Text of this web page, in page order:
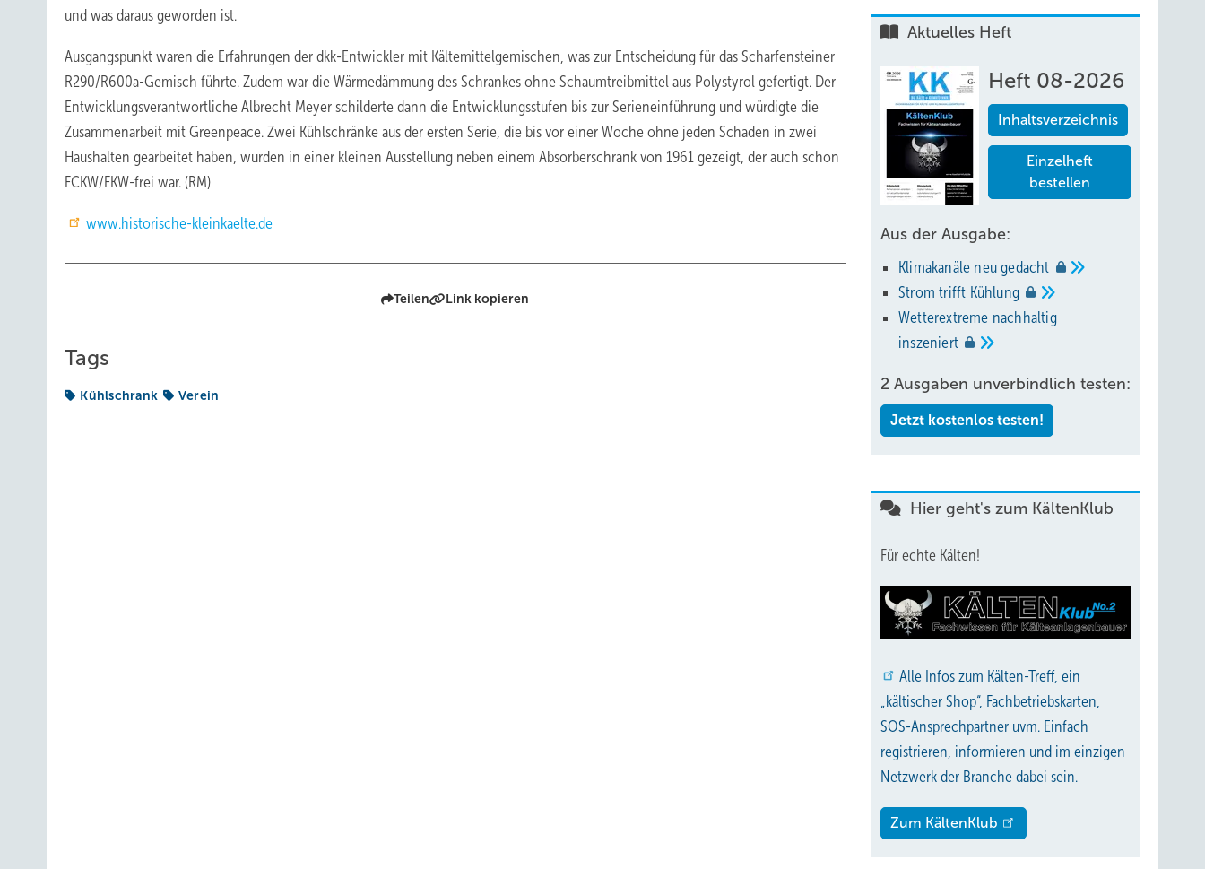
und was daraus geworden ist.
Ausgangspunkt waren die Erfahrungen der dkk-Entwickler mit Kältemittelgemischen, was zur Entscheidung für das Scharfensteiner
R290/R600a-Gemisch führte. Zudem war die Wärmedämmung des Schrankes ohne Schaumtreibmittel aus Polystyrol gefertigt. Der
Entwicklungsverantwortliche Albrecht Meyer schilderte dann die Entwicklungsstufen bis zur Serieneinführung und würdigte die
Zusammenarbeit mit Greenpeace. Zwei Kühlschränke aus der ersten Serie, die bis vor einer Woche ohne jeden Schaden in zwei
Haushalten gearbeitet haben, wurden in einer kleinen Ausstellung neben einem Absorberschrank von 1961 gezeigt, der auch schon
FCKW/FKW-frei war. (RM)
www.historische-kleinkaelte.de
Teilen Link kopieren
Tags
Kühlschrank Verein
Aktuelles Heft
Heft 08-2026
Inhaltsverzeichnis
Einzelheft
bestellen
Aus der Ausgabe:
Klimakanäle neugedacht
Strom trifft Kühlung
Wetterextreme nachhaltig
inszeniert
2 Ausgaben unverbindlich testen:
Jetzt kostenlos testen!
Hier geht's zum KältenKlub
Für echte Kälten!
Alle Infos zum Kälten-Treff, ein
„kältischer Shop“, Fachbetriebskarten,
SOS-Ansprechpartner uvm. Einfach
registrieren, informieren und im einzigen
Netzwerk der Branche dabei sein.
Zum KältenKlub